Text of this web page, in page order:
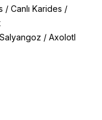
/ Canlı Karides /
/ Axolotl